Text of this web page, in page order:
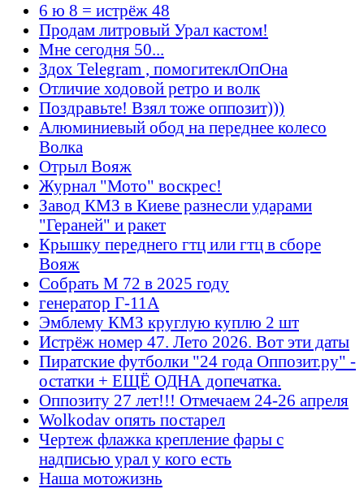
6 ю 8 = истрёж 48
Продам литровый Урал кастом!
Мне сегодня 50...
Здох Telegram , помогитеклОпОна
Отличие ходовой ретро и волк
Поздравьте! Взял тоже оппозит)))
Алюминиевый обод на переднее колесо
Волка
Отрыл Вояж
Журнал "Мото" воскрес!
Завод КМЗ в Киеве разнесли ударами
"Гераней" и ракет
Крышку переднего гтц или гтц в сборе
Вояж
Собрать М 72 в 2025 году
генератор Г-11А
Эмблему КМЗ круглую куплю 2 шт
Истрёж номер 47. Лето 2026. Вот эти даты
Пиратские футболки "24 года Оппозит.ру" -
остатки + ЕЩЁ ОДНА допечатка.
Оппозиту 27 лет!!! Отмечаем 24-26 апреля
Wolkodav опять постарел
Чертеж флажка крепление фары с
надписью урал у кого есть
Наша мотожизнь